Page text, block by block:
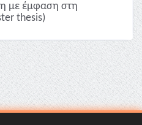
με έμφαση στη
thesis)